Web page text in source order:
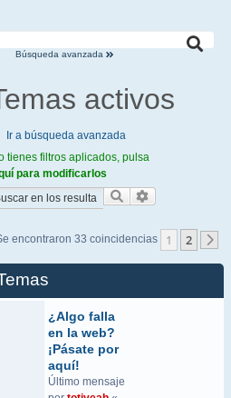
Búsqueda avanzada
activos
Ir a búsqueda avanzada
tienes filtros aplicados, pulsa
para modificarlos
Buscar
encontraron 33 coincidencias 1 2
¿Algo falla
en la web?
¡Pásate por
aquí!
Último mensaje